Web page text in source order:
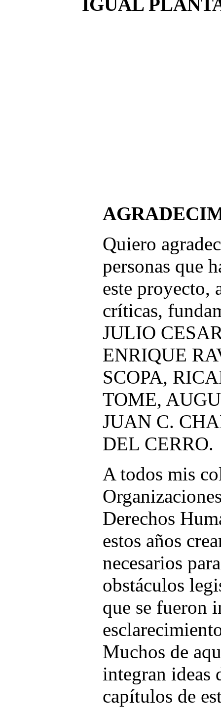
IGUAL
Quiero
personas que
este proyecto,
críticas,
JULIO
ENRIQUE
SCOPA,
TOME,
JUAN C.
DEL CERRO.
A todos mis
Derechos
estos años
necesarios
obstáculos
que se fueron
Muchos de
integran ideas
capítulos de